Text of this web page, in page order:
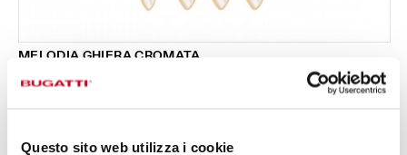
Questo sito web utilizza i cookie
MELODIA GHIERA CROMATA
295,00 €